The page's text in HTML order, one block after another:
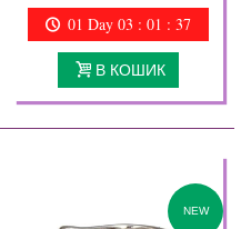
01 Day 03 : 01 : 37
В КОШИК
NEW